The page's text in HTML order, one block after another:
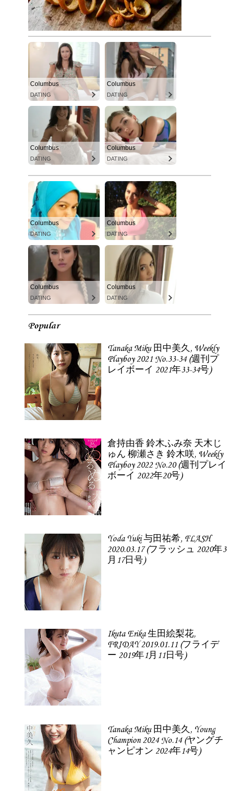
Columbus
DATING
Columbus
DATING
Columbus
DATING
Columbus
DATING
Columbus
DATING
Columbus
DATING
Columbus
DATING
Columbus
DATING
Popular
Tanaka Miku 田中美久, Weekly
Playboy 2021 No.33-34 (週刊プ
レイボーイ 2021年33-34号)
倉持由香 鈴木ふみ奈 天木じ
ゅん 柳瀬さき 鈴木咲, Weekly
Playboy 2022 No.20 (週刊プレイ
ボーイ 2022年20号)
Yoda Yuki 与田祐希, FLASH
2020.03.17 (フラッシュ 2020年3
月17日号)
Ikuta Erika 生田絵梨花,
FRIDAY 2019.01.11 (フライデ
ー 2019年1月11日号)
Tanaka Miku 田中美久, Young
Champion 2024 No.14 (ヤングチ
ャンピオン 2024年14号)